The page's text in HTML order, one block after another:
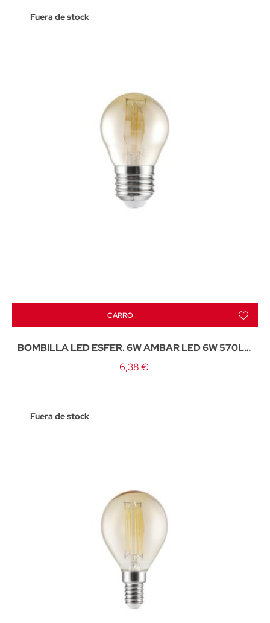
Fuera de stock
CARRO
BOMBILLA LED ESFER. 6W AMBAR LED 6W 570LM
3000K - E-27
6,38 €
Fuera de stock